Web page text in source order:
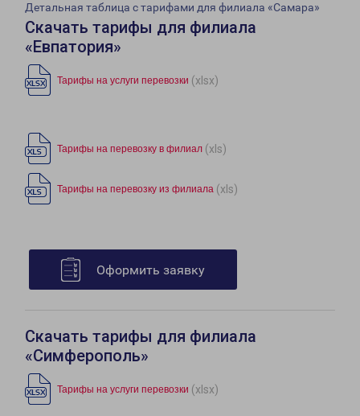
Детальная таблица с тарифами для филиала «Самара»
Скачать тарифы для филиала
«Евпатория»
Тарифы на услуги перевозки (xlsx)
Тарифы на перевозку в филиал (xls)
Тарифы на перевозку из филиала (xls)
Оформить заявку
Скачать тарифы для филиала
«Симферополь»
Тарифы на услуги перевозки (xlsx)